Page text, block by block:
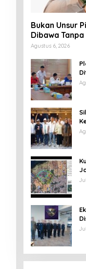
Bukan Unsur
Dibawa
Dihentikan
Agustus 6, 2026